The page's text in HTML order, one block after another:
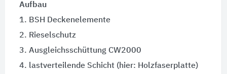
Aufbau
1. BSH Deckenelemente
2. Rieselschutz
3. Ausgleichsschüttung CW2000
4. lastverteilende Schicht (hier: Holzfaserplatte)